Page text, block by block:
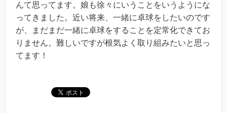
んて思ってます。娘も徐々にいうことをいうようにな
ってきました。近い将来、一緒に卓球をしたいのです
が、まだまだ一緒に卓球をすることを定常化できてお
りません。難しいですが根気よく取り組みたいと思っ
てます！